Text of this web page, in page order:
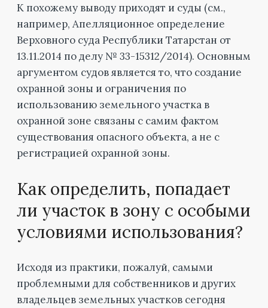
К похожему выводу приходят и суды (см.,
например, Апелляционное определение
Верховного суда Республики Татарстан от
13.11.2014 по делу № 33-15312/2014). Основным
аргументом судов является то, что создание
охранной зоны и ограничения по
использованию земельного участка в
охранной зоне связаны с самим фактом
существования опасного объекта, а не с
регистрацией охранной зоны.
Как определить, попадает
ли участок в зону с особыми
условиями использования?
Исходя из практики, пожалуй, самыми
проблемными для собственников и других
владельцев земельных участков сегодня